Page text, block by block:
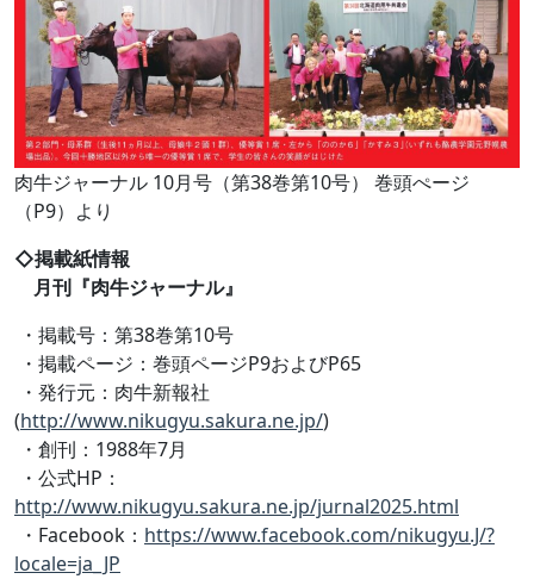
肉牛ジャーナル 10月号（第38巻第10号） 巻頭ぺージ
（P9）より
◇掲載紙情報
月刊『肉牛ジャーナル』
・掲載号：第38巻第10号
・掲載ページ：巻頭ページP9およびP65
・発行元：肉牛新報社
(http://www.nikugyu.sakura.ne.jp/)
・創刊：1988年7月
・公式HP：
http://www.nikugyu.sakura.ne.jp/jurnal2025.html
・Facebook： https://www.facebook.com/nikugyu.J/?
locale=ja_JP